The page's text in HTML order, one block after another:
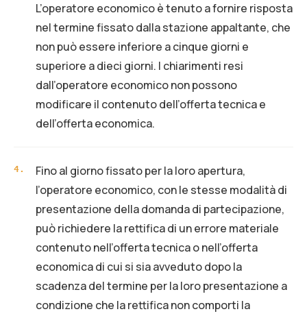
L’operatore economico è tenuto a fornire risposta
nel termine fissato dalla stazione appaltante, che
non può essere inferiore a cinque giorni e
superiore a dieci giorni. I chiarimenti resi
dall’operatore economico non possono
modificare il contenuto dell’offerta tecnica e
dell’offerta economica.
4.
Fino al giorno fissato per la loro apertura,
l’operatore economico, con le stesse modalità di
presentazione della domanda di partecipazione,
può richiedere la rettifica di un errore materiale
contenuto nell’offerta tecnica o nell’offerta
economica di cui si sia avveduto dopo la
scadenza del termine per la loro presentazione a
condizione che la rettifica non comporti la